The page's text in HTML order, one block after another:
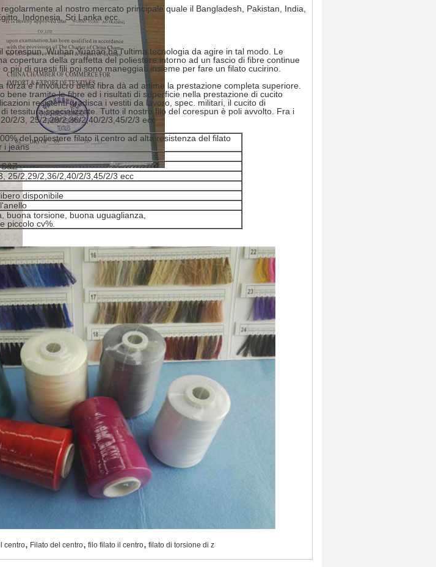
al nostro mercato principale quale il Bangladesh, Pakistan, India,
Indonesia, Sri Lanka ecc.
corespun, Wuhan Yuanao ha l'ultima tecnologia da agire in tal modo. Le
copertura della graffetta del poliestere intorno ad un fascio di fibre continue
più di questi fili poi sono maneggiati insieme per fare un filato cucirino.
forza e l'involucro della fibra dà ad anime la prestazione completa superiore.
bene tramite le fibre ed i risultati di superficie nella prestazione di cucito
resistenti gradisca i vestiti da lavoro, spec. militari, il cucito di
tessitura specializzate. Tutto il nostro filo del corespun è poli avvolto. Fra i
2/3, 25/2,29/2,36/2,40/2/3,45/2/3 ecc
del poliestere filato il centro ad alta resistenza del filato
i jeans
25/2,29/2,36/2,40/2/3,45/2/3 ecc
disponibile
buona torsione, buona uguaglianza,
piccolo cv%.
centro, Filato del centro, filo filato il centro, filato di torsione di z